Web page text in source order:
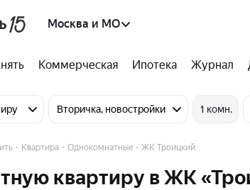
Москва и МО
Коммерческая Ипотека Журнал
Вторичка, новостройки 1 комн.
Квартира Однокомнатные ЖК Троицкий
квартиру в ЖК